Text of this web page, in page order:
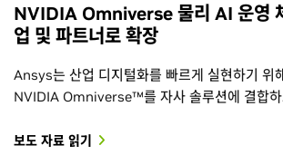
NVIDIA Omniverse 물리 AI 운영
업 및 파트너로 확장
Ansys는 산업 디지털화를 빠르게 실현하기 위
NVIDIA Omniverse™를 자사 솔루션에 결합하
보도 자료 읽기